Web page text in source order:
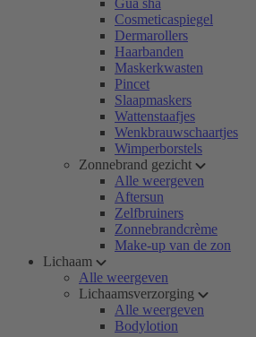
Gua sha
Cosmeticaspiegel
Dermarollers
Haarbanden
Maskerkwasten
Pincet
Slaapmaskers
Wattenstaafjes
Wenkbrauwschaartjes
Wimperborstels
Zonnebrand gezicht
Alle weergeven
Aftersun
Zelfbruiners
Zonnebrandcrème
Make-up van de zon
Lichaam
Alle weergeven
Lichaamsverzorging
Alle weergeven
Bodylotion